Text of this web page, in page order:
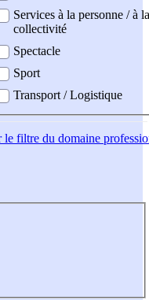
Services à la personne / à la
collectivité
Spectacle
Sport
Transport / Logistique
le filtre du domaine